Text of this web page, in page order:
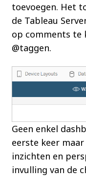
toevoegen. Het
de Tableau
op comments te
@taggen.
Geen enkel
eerste keer
inzichten en
invulling van de